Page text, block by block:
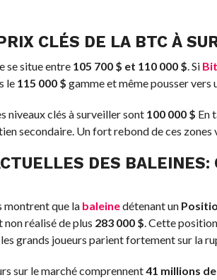
CLÉS DE LA BTCÀ
se situe entre 105 700 $ et 110 000 $. Si
le 115 000 $ gamme et même pousser vers
niveaux clés à surveiller sont 100 000 $ En
secondaire. Un fort rebond de ces
DES BALEINES:
montrent que la baleinedétenant un
réalisé de plus 283 000 $. Cette
grands joueurs parient fortement sur la
sur le marché comprennent41 millions